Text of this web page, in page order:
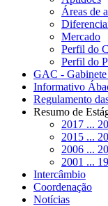
Áreas de
Mercado
Perfil do
Perfil do
GAC - Gabinete
Informativo
Regulamento
Resumo de
2017 ...
2015 ...
2006 ...
2001 ...
Intercâmbio
Coordenação
Notícias